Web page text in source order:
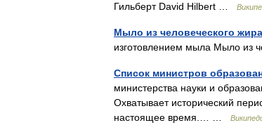
Гильберт David Hilbert …
Мыло из человеческого жира
изготовлением мыла Мыло из
Список министров
министерства науки и
Охватывает исторический
настоящее время.… …